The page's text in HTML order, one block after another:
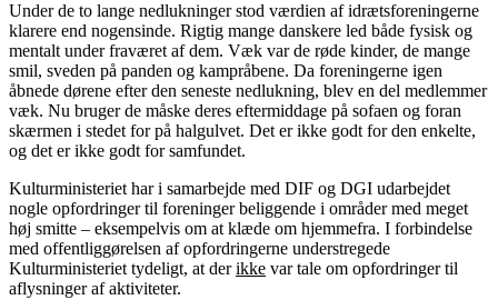
Under de to lange nedlukninger stod værdien af idrætsforeningerne
klarere end nogensinde. Rigtig mange danskere led både fysisk og
mentalt under fraværet af dem. Væk var de røde kinder, de mange
smil, sveden på panden og kampråbene. Da foreningerne igen
åbnede dørene efter den seneste nedlukning, blev en del medlemmer
væk. Nu bruger de måske deres eftermiddage på sofaen og foran
skærmen i stedet for på halgulvet. Det er ikke godt for den enkelte,
og det er ikke godt for samfundet.
Kulturministeriet har i samarbejde med DIF og DGI udarbejdet
nogle opfordringer til foreninger beliggende i områder med meget
høj smitte – eksempelvis om at klæde om hjemmefra. I forbindelse
med offentliggørelsen af opfordringerne understregede
Kulturministeriet tydeligt, at derikke var tale om opfordringer til
aflysninger af aktiviteter.